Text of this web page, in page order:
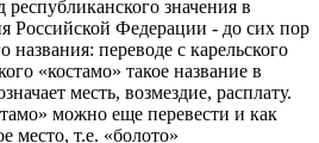
значения в
Российской Федерации - до сих пор
названия: переводе с карельского
«костамо» такое название в
месть, возмездие, расплату.
можно еще перевести и как
место, т.е. «болото»